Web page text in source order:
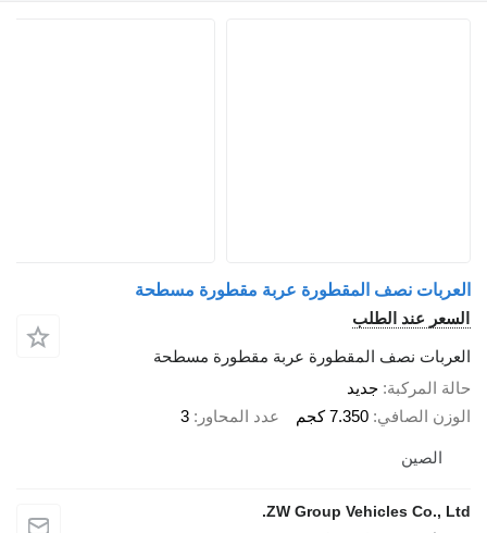
نصف المقطورة عربة مقطورة مسطحة
عند الطلب
نصف المقطورة عربة مقطورة مسطحة
جديد
الصافي
7.350 كجم عدد المحاور 3
ZW Group Vehicles